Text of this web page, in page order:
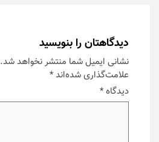
دیدگاهتان را بنویسید
نشانی ایمیل شما منتشر نخواهد شد.
علامت‌گذاری شده‌اند*
دیدگاه*